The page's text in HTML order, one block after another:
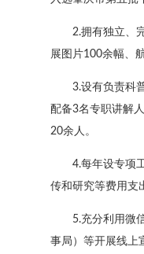
2.拥有独立、
展图片100余幅、
3.设有负责科
配备3名专职讲解
20余人。
4.每年设专项
传和研究等费用支
5.充分利用微
事局）等开展线上